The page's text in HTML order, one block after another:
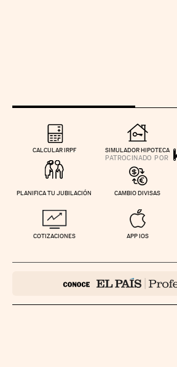
CALCULAR IRPF SIMULADOR HIPOTECA
PLANIFICA TU JUBILACIÓN CAMBIO DIVISAS
COTIZACIONES APP IOS